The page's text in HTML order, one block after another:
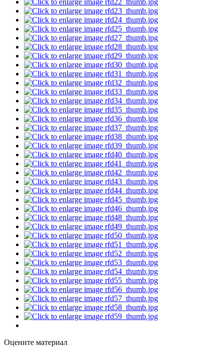
Оцените материал